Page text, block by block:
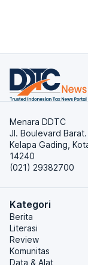
Menara DDTC
Jl. Boulevard
Kelapa Gading,
14240
(021) 29382700
Kategori
Berita
Literasi
Review
Komunitas
Data & Alat